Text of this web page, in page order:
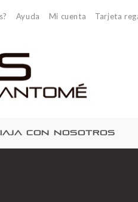
Ayuda Mi cuenta Tarjeta
CON NOSOTROS